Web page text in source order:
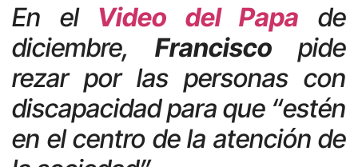
En el Video del Papa de
diciembre, Francisco pide
rezar por las personas con
discapacidad para que “estén
en el centro de la atención de